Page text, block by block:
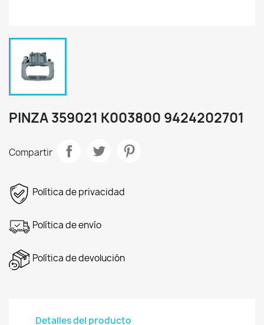
PINZA 359021 K003800 9424202701
Compartir
Política de privacidad
Política de envío
Política de devolución
Detalles del producto